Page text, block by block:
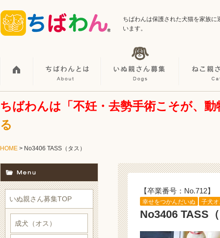
ちばわんは保護された犬猫を家族
います。
ちばわんは「不妊・去勢手術こそが、
る
HOME > No3406 TASS（タス）
【卒業番号：No.712】
幸せをつかんだいぬ 子犬
No3406 TASS
いぬ親さん募集TOP
成犬（オス）